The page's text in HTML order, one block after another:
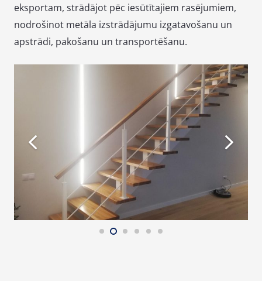
eksportam, strādājot pēc iesūtītajiem rasējumiem,
nodrošinot metāla izstrādājumu izgatavošanu un
apstrādi, pakošanu un transportēšanu.